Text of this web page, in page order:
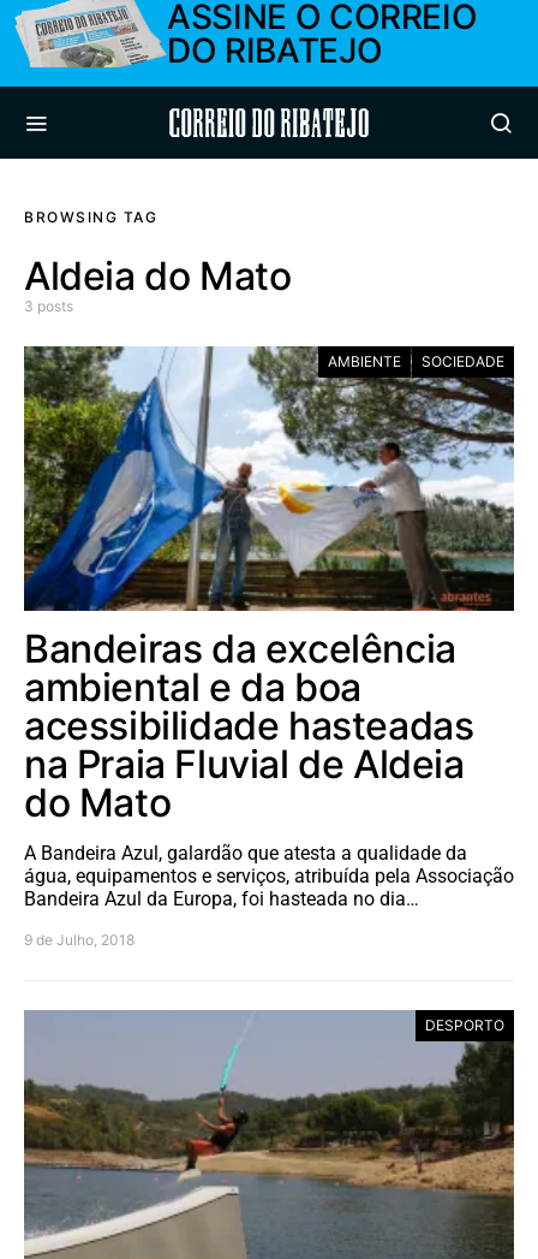
ASSINE O CORREIO
DO RIBATEJO
Correio do Ribatejo
BROWSING TAG
Aldeia do Mato
3 posts
AMBIENTE SOCIEDADE
Bandeiras da excelência
ambiental e da boa
acessibilidade hasteadas
na Praia Fluvial de Aldeia
do Mato
A Bandeira Azul, galardão que atesta a qualidade da
água, equipamentos e serviços, atribuída pela Associação
Bandeira Azul da Europa, foi hasteada no dia…
9 de Julho, 2018
DESPORTO